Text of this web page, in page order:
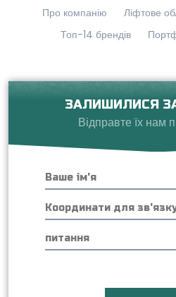
Про компанію Ліфтове
Топ-14 брендів
ЗАЛИШИЛИСЯ
Відправте їх нам